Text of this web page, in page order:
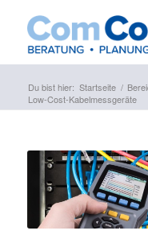
Du bist hier: Startseite /
Low-Cost-Kabelmessgeräte